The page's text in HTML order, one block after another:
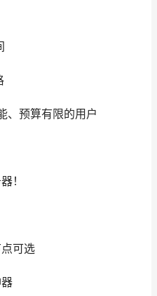
、预算有限的用户
！
可选